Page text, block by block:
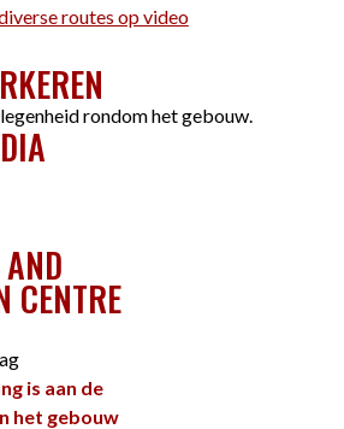
routes op video
rondom het gebouw.
CENTRE
is aan de
het gebouw